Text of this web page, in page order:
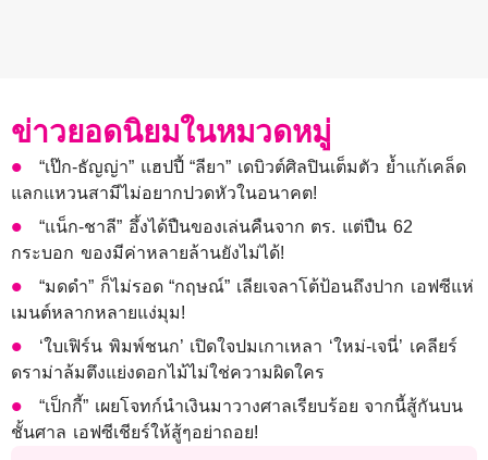
ข่าวยอดนิยมในหมวดหมู่
“เป๊ก-ธัญญ่า” แฮปปี้ “ลียา” เดบิวต์ศิลปินเต็มตัว ย้ำแก้เคล็ด
แลกแหวนสามีไม่อยากปวดหัวในอนาคต!
“แน็ก-ชาลี” อึ้งได้ปืนของเล่นคืนจาก ตร. แต่ปืน 62
กระบอก ของมีค่าหลายล้านยังไม่ได้!
“มดดำ” ก็ไม่รอด “กฤษณ์” เลียเจลาโต้ป้อนถึงปาก เอฟซีแห่
เมนต์หลากหลายแง่มุม!
‘ใบเฟิร์น พิมพ์ชนก’ เปิดใจปมเกาเหลา ‘ใหม่-เจนี่’ เคลียร์
ดราม่าล้มตึงแย่งดอกไม้ไม่ใช่ความผิดใคร
“เป็กกี้” เผยโจทก์นำเงินมาวางศาลเรียบร้อย จากนี้สู้กันบน
ชั้นศาล เอฟซีเชียร์ให้สู้ๆอย่าถอย!